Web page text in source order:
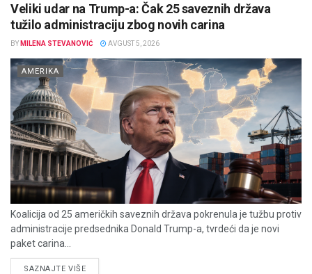
Veliki udar na Trump-a: Čak 25 saveznih država
tužilo administraciju zbog novih carina
BY MILENA STEVANOVIĆ AVGUST 5, 2026
AMERIKA
Koalicija od 25 američkih saveznih država pokrenula je tužbu protiv
administracije predsednika Donald Trump-a, tvrdeći da je novi
paket carina...
SAZNAJTE VIŠEDETAILS